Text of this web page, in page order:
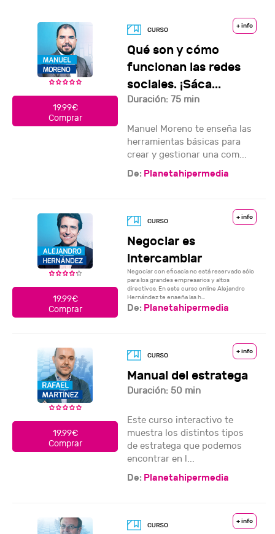
19.99€
Comprar
+ info
Qué son y cómo
funcionan las redes
sociales. ¡Sáca...
Duración: 75 min
Manuel Moreno te enseña las
herramientas básicas para
crear y gestionar una com...
De: Planetahipermedia
19.99€
Comprar
+ info
Negociar es
intercambiar
Negociar con eficacia no está reservado sólo
para los grandes empresarios y altos
directivos. En este curso online Alejandro
Hernández te enseña las h...
De: Planetahipermedia
19.99€
Comprar
+ info
Manual del estratega
Duración: 50 min
Este curso interactivo te
muestra los distintos tipos
de estratega que podemos
encontrar en l...
De: Planetahipermedia
+ info